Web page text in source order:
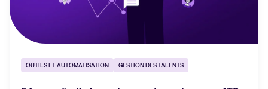
OUTILS ET AUTOMATISATION GESTION DES TALENTS